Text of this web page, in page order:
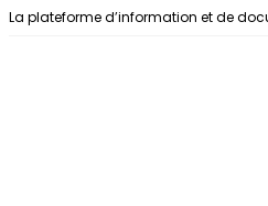
Aller au contenu
La plateforme d’information et de